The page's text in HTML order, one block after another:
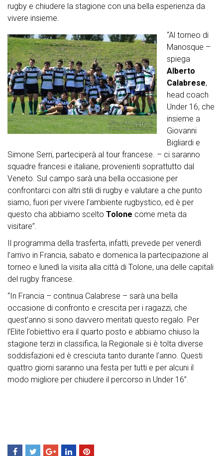
rugby e chiudere la stagione con una bella esperienza da
vivere insieme.
“Al torneo di
Manosque –
spiega
Alberto
Calabrese,
head coach
Under 16, che
insieme a
Giovanni
Bigliardi e
Simone Serri, parteciperà al tour francese. – ci saranno
squadre francesi e italiane, provenienti soprattutto dal
Veneto. Sul campo sarà una bella occasione per
confrontarci con altri stili di rugby e valutare a che punto
siamo, fuori per vivere l’ambiente rugbystico, ed è per
questo cha abbiamo scelto Tolone come meta da
visitare”.
Il programma della trasferta, infatti, prevede per venerdì
l’arrivo in Francia, sabato e domenica la partecipazione al
torneo e lunedì la visita alla città di Tolone, una delle capitali
del rugby francese.
“In Francia – continua Calabrese – sarà una bella
occasione di confronto e crescita per i ragazzi, che
quest’anno si sono davvero meritati questo regalo. Per
l’Elite l’obiettivo era il quarto posto e abbiamo chiuso la
stagione terzi in classifica, la Regionale si è tolta diverse
soddisfazioni ed è cresciuta tanto durante l’anno. Questi
quattro giorni saranno una festa per tutti e per alcuni il
modo migliore per chiudere il percorso in Under 16”.